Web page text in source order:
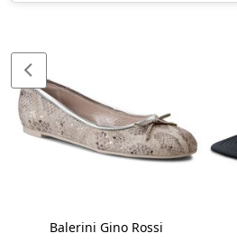
Balerini Gino Rossi